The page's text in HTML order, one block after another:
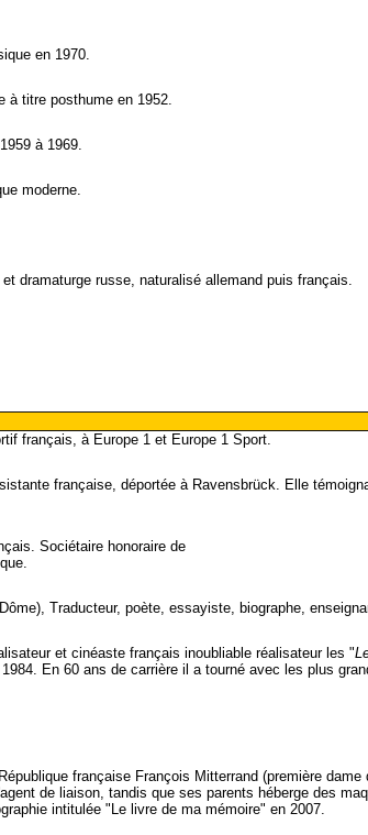
en 1970.
à titre posthume en 1952.
à 1969.
moderne.
dramaturge russe, naturalisé allemand puis français.
français, à Europe 1 et Europe 1 Sport.
française, déportée à Ravensbrück. Elle
Sociétaire honoraire de
Traducteur, poète, essayiste, biographe,
et cinéaste français inoubliable réalisateur les "
En 60 ans de carrière il a tourné avec les plus
française François Mitterrand (première
de liaison, tandis que ses parents héberge des
intitulée "Le livre de ma mémoire" en 2007.